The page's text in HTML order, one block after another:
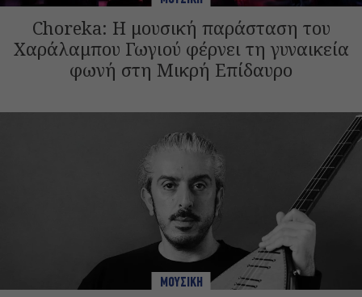
Choreka: Η μουσική παράσταση του
Χαράλαμπου Γωγιού φέρνει τη γυναικεία
φωνή στη Μικρή Επίδαυρο
ΜΟΥΣΙΚΗ